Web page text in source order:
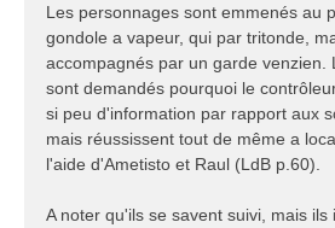
Les personnages sont emmenés au
gondole a vapeur, qui par tritonde,
accompagnés par un garde venzien.
sont demandés pourquoi le
si peu d'information par rapport aux
mais réussissent tout de même a
l'aide d'Ametisto et Raul (LdB p.60).
A noter qu'ils se savent suivi, mais